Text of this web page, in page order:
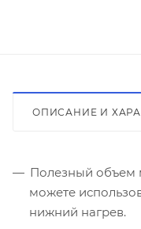
ОПИСАНИЕ И
Полезный объем
можете
нижний нагрев.